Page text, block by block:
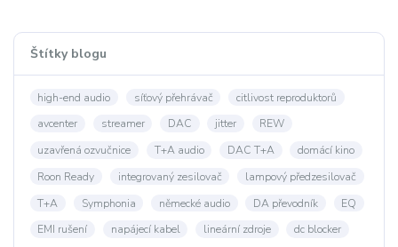
Štítky blogu
high-end audio síťový přehrávač
citlivost reproduktorů
avcenter
streamer DAC jitter
REW
uzavřená ozvučnice
T+A audio DAC T+A
domácí kino
Roon Ready
integrovaný zesilovač
lampový předzesilovač
T+A
Symphonia německé audio DA převodník
EQ
EMI rušení
napájecí kabel lineární zdroje
dc blocker